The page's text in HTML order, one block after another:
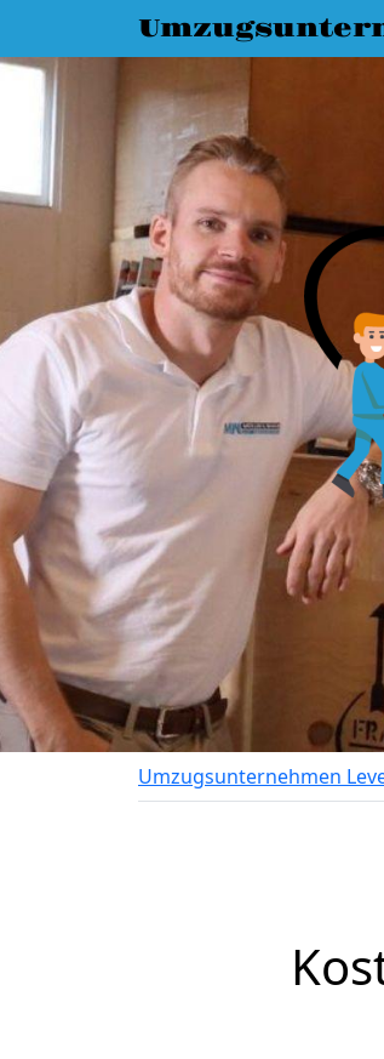
Umzugsunternehmen